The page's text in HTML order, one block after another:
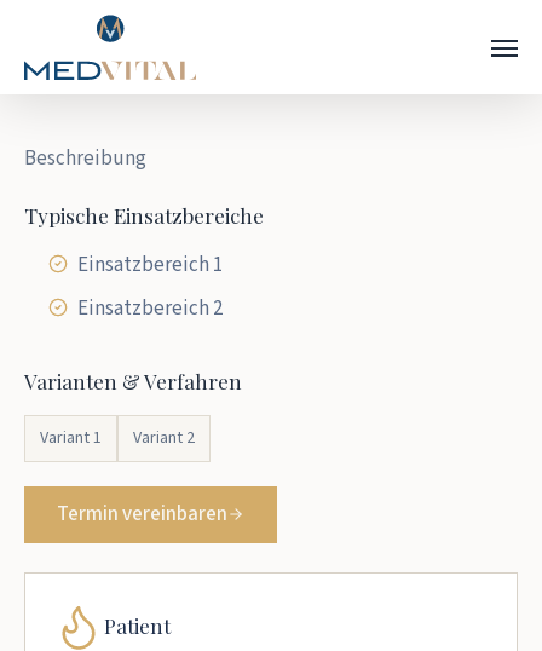
Hauptinhalt
springen
Menü
Beschreibung
Typische Einsatzbereiche
Einsatzbereich 1
Einsatzbereich 2
Varianten & Verfahren
Variant 1 Variant 2
Termin vereinbaren
Patient